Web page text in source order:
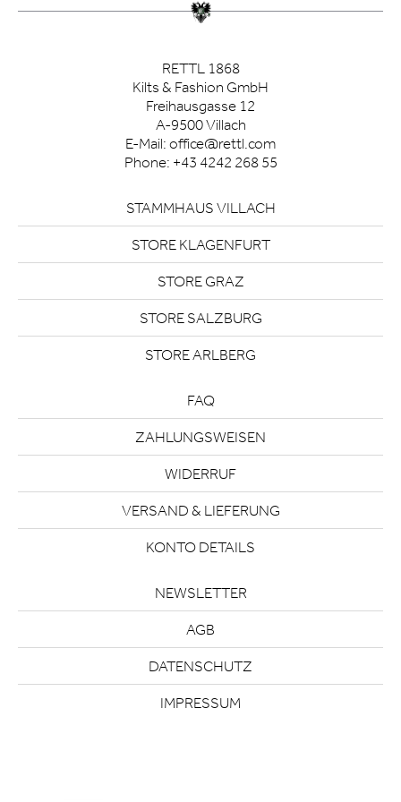
RETTL 1868
Kilts & Fashion GmbH
Freihausgasse 12
A-9500 Villach
E-Mail: office@rettl.com
Phone: +43 4242 268 55
STAMMHAUS VILLACH
STORE KLAGENFURT
STORE GRAZ
STORE SALZBURG
STORE ARLBERG
FAQ
ZAHLUNGSWEISEN
WIDERRUF
VERSAND & LIEFERUNG
KONTO DETAILS
NEWSLETTER
AGB
DATENSCHUTZ
IMPRESSUM